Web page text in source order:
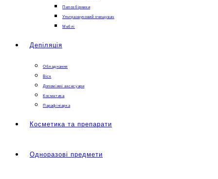
Пилозбірники
Ультразвуковий очищувач
Меблі
Депіляція
Обладнання
Віск
Допоміжні аксесуари
Косметика
Парафініарка
Косметика та препарати
Одноразові предмети